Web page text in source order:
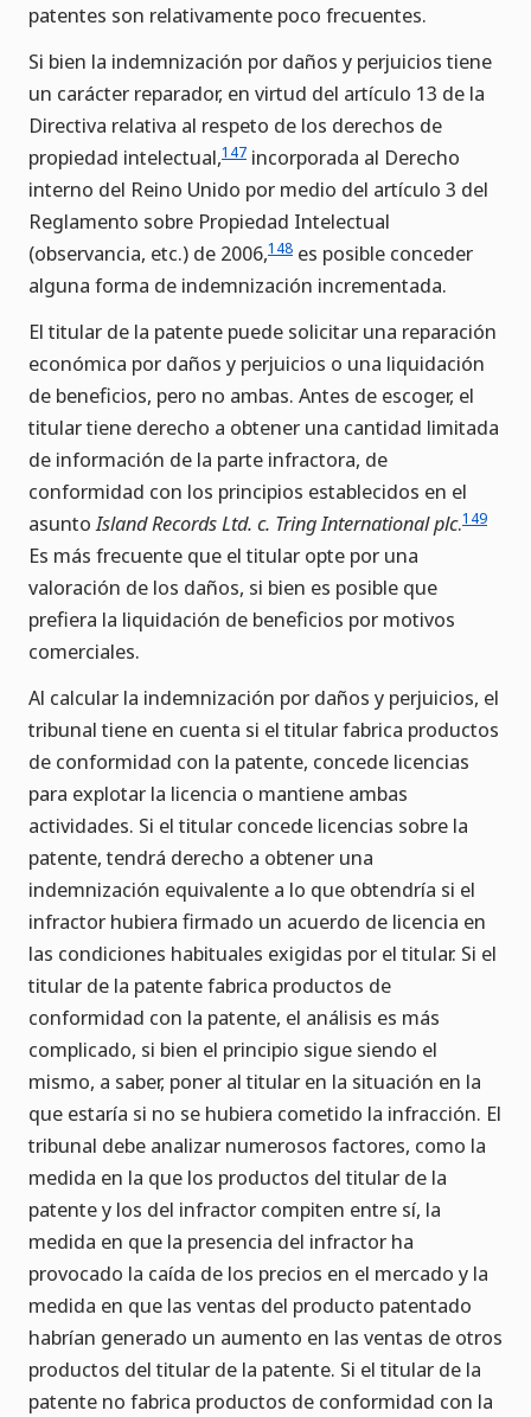
patentes son relativamente poco frecuentes.
Si bien la indemnización por daños y perjuicios tiene
un carácter reparador, en virtud del artículo 13 de la
Directiva relativa al respeto de los derechos de
propiedad intelectual,147 incorporada al Derecho
interno del Reino Unido por medio del artículo 3 del
Reglamento sobre Propiedad Intelectual
(observancia, etc.) de 2006,148 es posible conceder
alguna forma de indemnización incrementada.
El titular de la patente puede solicitar una reparación
económica por daños y perjuicios o una liquidación
de beneficios, pero no ambas. Antes de escoger, el
titular tiene derecho a obtener una cantidad limitada
de información de la parte infractora, de
conformidad con los principios establecidos en el
asuntoIsland Records Ltd. c. Tring International plc.149
Es más frecuente que el titular opte por una
valoración de los daños, si bien es posible que
prefiera la liquidación de beneficios por motivos
comerciales.
Al calcular la indemnización por daños y perjuicios, el
tribunal tiene en cuenta si el titular fabrica productos
de conformidad con la patente, concede licencias
para explotar la licencia o mantiene ambas
actividades. Si el titular concede licencias sobre la
patente, tendrá derecho a obtener una
indemnización equivalente a lo que obtendría si el
infractor hubiera firmado un acuerdo de licencia en
las condiciones habituales exigidas por el titular. Si el
titular de la patente fabrica productos de
conformidad con la patente, el análisis es más
complicado, si bien el principio sigue siendo el
mismo, a saber, poner al titular en la situación en la
que estaría si no se hubiera cometido la infracción. El
tribunal debe analizar numerosos factores, como la
medida en la que los productos del titular de la
patente y los del infractor compiten entre sí, la
medida en que la presencia del infractor ha
provocado la caída de los precios en el mercado y la
medida en que las ventas del producto patentado
habrían generado un aumento en las ventas de otros
productos del titular de la patente. Si el titular de la
patente no fabrica productos de conformidad con la